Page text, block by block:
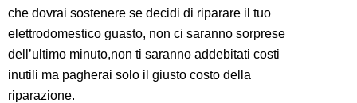
che dovrai sostenere se decidi di riparare il tuo
elettrodomestico guasto, non ci saranno sorprese
dell’ultimo minuto,non ti saranno addebitati costi
inutili ma pagherai solo il giusto costo della
riparazione.